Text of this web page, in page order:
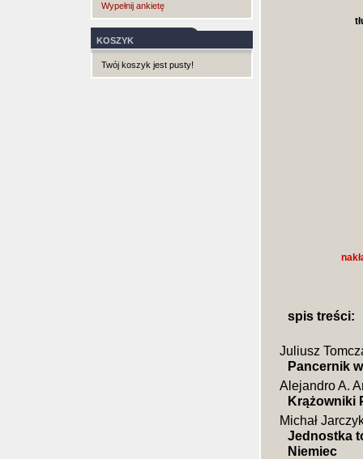
Wypełnij ankietę
KOSZYK
Twój koszyk jest pusty!
spis treści:
Juliusz
Pancernik
Alejandro A.
Krążowniki
Michał
Jednostka
Niemiec